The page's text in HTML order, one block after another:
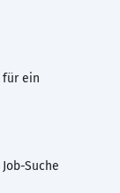
für ein
Suche